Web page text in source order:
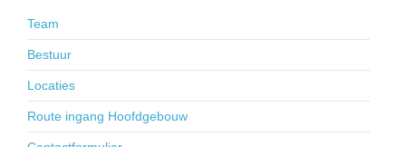
Team
Bestuur
Locaties
Route ingang Hoofdgebouw